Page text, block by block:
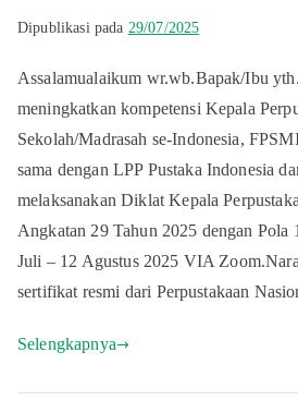
Dipublikasi pada 29/07/2025
Assalamualaikum wr.wb.Bapak/Ibu
meningkatkan kompetensi Kepala
Sekolah/Madrasah se-Indonesia,
sama dengan LPP Pustaka Indonesia
melaksanakan Diklat Kepala
Angkatan 29 Tahun 2025 dengan Pola
Juli – 12 Agustus 2025 VIA
sertifikat resmi dari Perpustakaan
Selengkapnya